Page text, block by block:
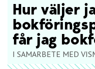
Hur väljer
får jag
I SAMARBETE MED